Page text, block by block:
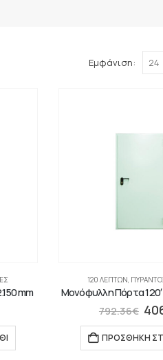
Εμφάνιση:
mm
120 ΛΕΠΤΏΝ,
Μονόφυλλη Πόρτα 120′
792.36€
ΠΡΟΣΘΉΚΗ